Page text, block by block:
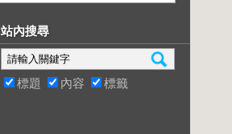
站內搜尋
標題 內容 標籤